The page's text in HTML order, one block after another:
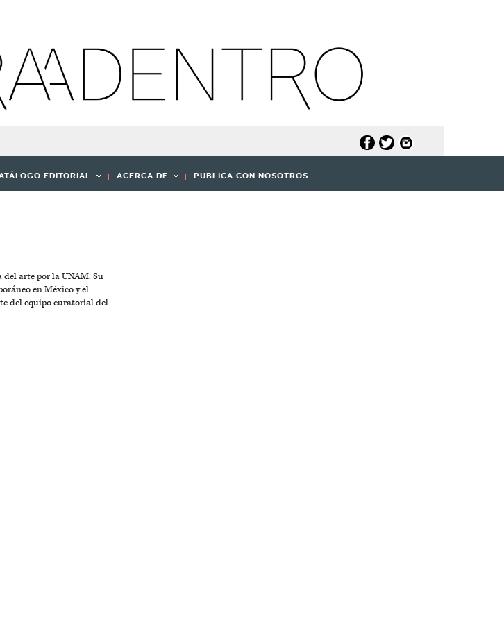
EDITORIAL ACERCA DE PUBLICA CON NOSOTROS
arte por la UNAM. Su
en México y el
del equipo curatorial del